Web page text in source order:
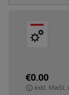
€0.00
exkl. MwSt.